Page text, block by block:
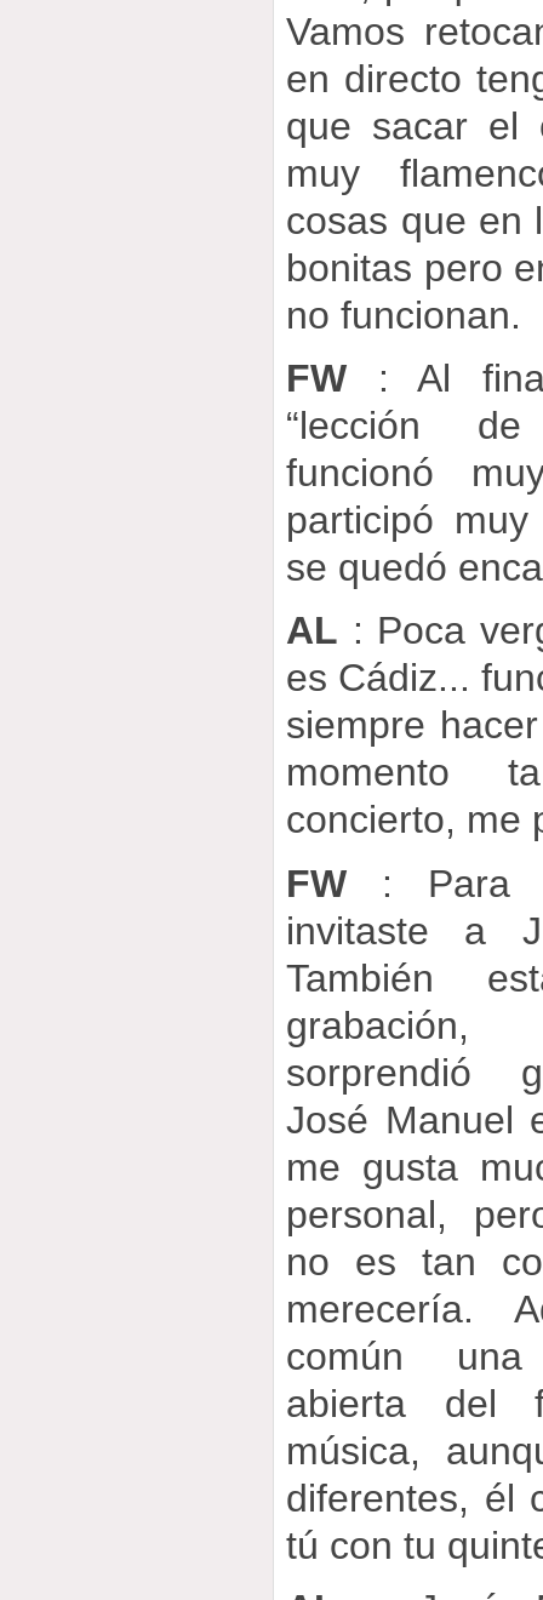
Vamos
en directo
que sacar
muy
cosas que en
bonitas pero
no funcionan.
FW : Al
“lección
funcionó
participó
se quedó
AL : Poca
es Cádiz...
siempre
momento
concierto, me
FW : Para
invitaste a
También
grabación,
sorprendió
José Manuel
me gusta
personal,
no es tan
merecería.
común
abierta del
música,
diferentes, él
tú con tu